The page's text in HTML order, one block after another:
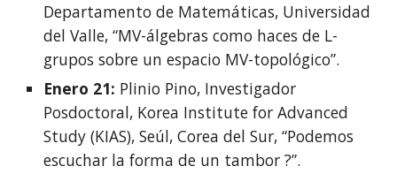
Departamento de Matemáticas, Universidad
del Valle, “MV-álgebras como haces de L-
grupos sobre un espacio MV-topológico”.
Enero 21: Plinio Pino, Investigador
Posdoctoral, Korea Institute for Advanced
Study (KIAS), Seúl, Corea del Sur, “Podemos
escuchar la forma de un tambor ?”.